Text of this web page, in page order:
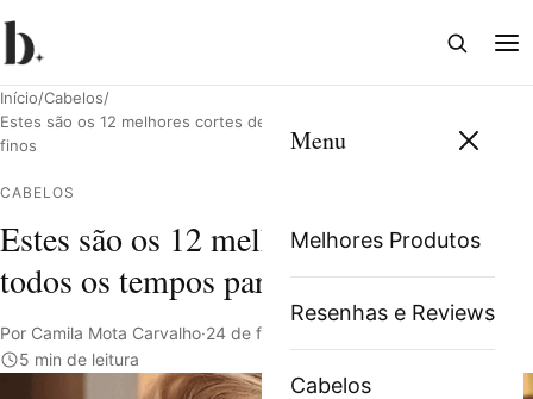
Abrir
Menu
Melhores Produtos
Resenhas e Reviews
Cabelos
Início/Cabelos/
Estes são os 12 melhores cortes de todos os tempos para cabelos
finos
CABELOS
Estes são os 12 melhores cortes de
todos os tempos para cabelos finos
Por Camila Mota Carvalho·24 de fevereiro de 2022
5 min de leitura